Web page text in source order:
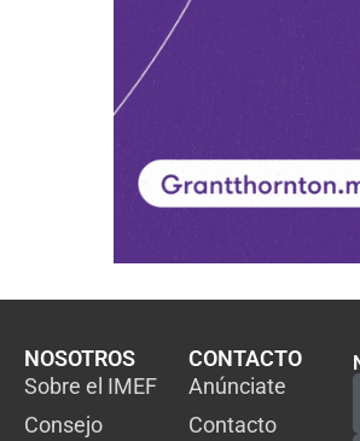
NOSOTROS
Sobre el IMEF
Consejo
CONTACTO
Anúnciate
Contacto